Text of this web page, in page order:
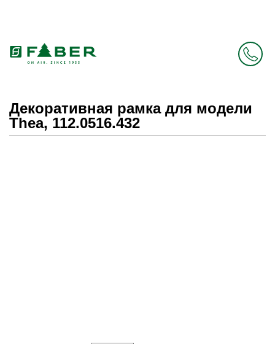
Декоративная рамка для модели
Thea, 112.0516.432